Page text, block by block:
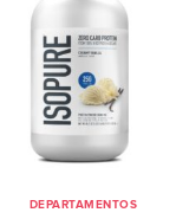
DEPARTAMENTOS